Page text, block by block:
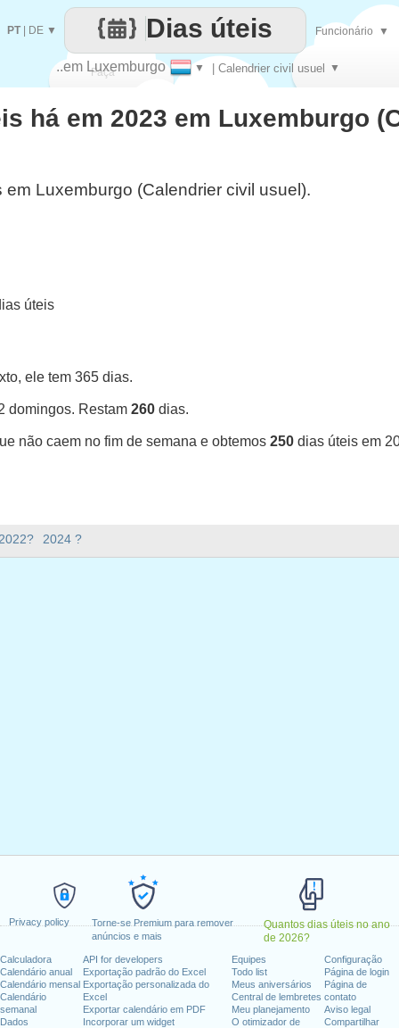
Privacy policy
Torne-se Premium para remover
anúncios e mais
Quantos dias úteis no ano
de 2026?
Calculadora
Calendário anual
Calendário mensal
Calendário
semanal
Dados
API for developers
Exportação padrão do Excel
Exportação personalizada do
Excel
Exportar calendário em PDF
Incorporar um widget
Equipes
Todo list
Meus aniversários
Central de lembretes
Meu planejamento
O otimizador de
Configuração
Página de login
Página de
contato
Aviso legal
Compartilhar
Faça
cada
..em Luxemburgo ▼ | Calendrier civil usuel ▼
Dias úteis
PT| DE ▼ Funcionário ▼
2024 ?
há em 2023 em Luxemburgo
Luxemburgo (Calendrier civil usuel).
úteis
ele tem 365 dias.
domingos. Restam 260 dias.
não caem no fim de semana e obtemos 250 dias úteis em
(Calendrier civil usuel).
18 maio, 2023
feira, 29 maio, 2023
2023
2023
2023
2023
de semana